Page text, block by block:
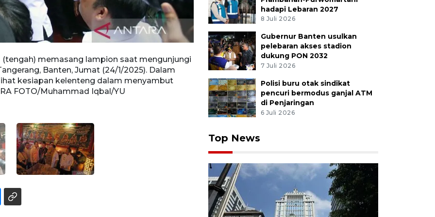
memasang lampion saat mengunjungi
Banten, Jumat (24/1/2025). Dalam
kesiapan kelenteng dalam menyambut
FOTO/Muhammad Iqbal/YU
Wakil Presiden Gibran Rakabuming Raka (ketiga kiri)
pengurus kelenteng saat mengunjungi Kelenteng Boen Tek
Tangerang, Banten, Jumat (24/1/2025). Dalam
melihat kesiapan kelenteng dalam menyambut Tahun Baru
ANTARA FOTO/Muhammad Iqbal/YU
hadapi Lebaran 2027
8 Juli 2026
Gubernur Banten usulkan
pelebaran akses stadion
dukung PON 2032
7 Juli 2026
Polisi buru otak sindikat
pencuri bermodus ganjal ATM
di Penjaringan
6 Juli 2026
Top News